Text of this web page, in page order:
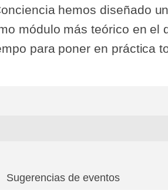
hemos diseñado
módulo más teórico en el
para poner en práctica
Sugerencias de eventos